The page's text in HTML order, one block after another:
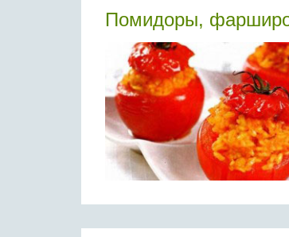
Помидоры,